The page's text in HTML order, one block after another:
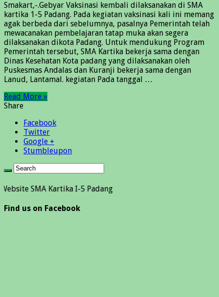
Smakart,-.Gebyar Vaksinasi kembali dilaksanakan di SMA
kartika 1-5 Padang. Pada kegiatan vaksinasi kali ini memang
agak berbeda dari sebelumnya, pasalnya Pemerintah telah
mewacanakan pembelajaran tatap muka akan segera
dilaksanakan dikota Padang. Untuk mendukung Program
Pemerintah tersebut, SMA Kartika bekerja sama dengan
Dinas Kesehatan Kota padang yang dilaksanakan oleh
Puskesmas Andalas dan Kuranji bekerja sama dengan
Lanud, Lantamal. kegiatan Pada tanggal …
Read More »
Share
Facebook
Twitter
Google +
Stumbleupon
Kartika I-5 Padang
Find us on Facebook